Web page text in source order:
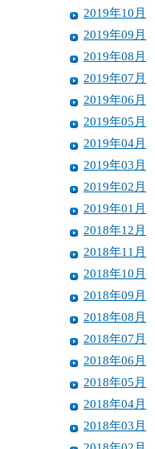
2019年10月
2019年09月
2019年08月
2019年07月
2019年06月
2019年05月
2019年04月
2019年03月
2019年02月
2019年01月
2018年12月
2018年11月
2018年10月
2018年09月
2018年08月
2018年07月
2018年06月
2018年05月
2018年04月
2018年03月